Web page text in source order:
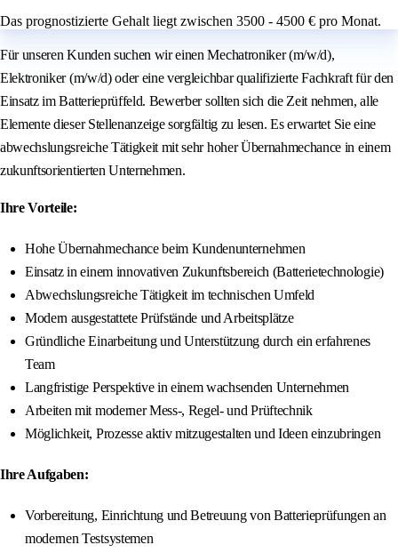
Das prognostizierte Gehalt liegt zwischen 3500 - 4500 € pro Monat.
Für unseren Kunden suchen wir einen Mechatroniker (m/w/d),
Elektroniker (m/w/d) oder eine vergleichbar qualifizierte Fachkraft für den
Einsatz im Batterieprüffeld. Bewerber sollten sich die Zeit nehmen, alle
Elemente dieser Stellenanzeige sorgfältig zu lesen. Es erwartet Sie eine
abwechslungsreiche Tätigkeit mit sehr hoher Übernahmechance in einem
zukunftsorientierten Unternehmen.
Ihre Vorteile:
Hohe Übernahmechance beim Kundenunternehmen
Einsatz in einem innovativen Zukunftsbereich (Batterietechnologie)
Abwechslungsreiche Tätigkeit im technischen Umfeld
Modern ausgestattete Prüfstände und Arbeitsplätze
Gründliche Einarbeitung und Unterstützung durch ein erfahrenes
Team
Langfristige Perspektive in einem wachsenden Unternehmen
Arbeiten mit moderner Mess-, Regel- und Prüftechnik
Möglichkeit, Prozesse aktiv mitzugestalten und Ideen einzubringen
Ihre Aufgaben:
Vorbereitung, Einrichtung und Betreuung von Batterieprüfungen an
modernen Testsystemen